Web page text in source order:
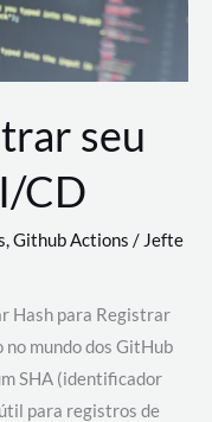
seu
CD
,Github Actions /Jefte
Hash para Registrar
mundo dos GitHub
SHA (identificador
para registros de